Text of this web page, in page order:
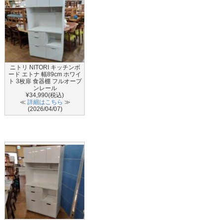
ニトリ NITORI キッチンボ
ード エトナ 幅89cm ホワイ
ト 3枚扉 食器棚 フルオープ
ンレール
¥34,990(税込)
≪ 詳細はこちら ≫
(2026/04/07)